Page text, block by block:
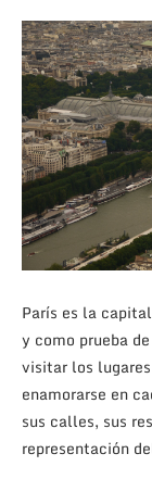
París es la
y como prueba
visitar los
enamorarse en
sus calles, sus
representación